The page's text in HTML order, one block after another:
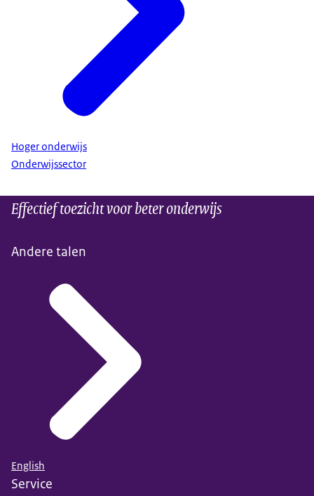
Hoger onderwijs
Onderwijssector
Effectief toezicht voor beter onderwijs
Andere talen
English
Service